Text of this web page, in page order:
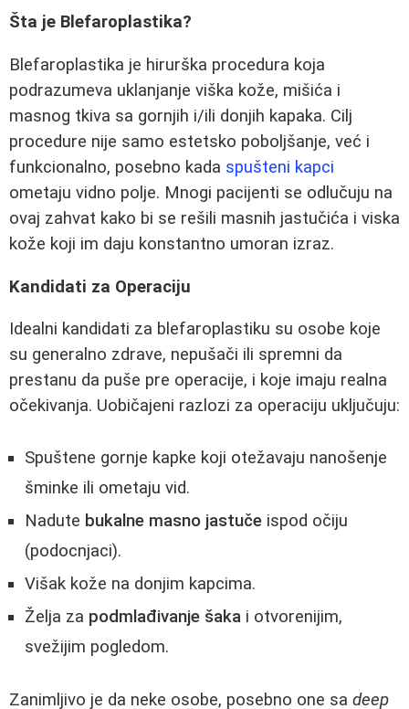
Šta je Blefaroplastika?
Blefaroplastika je hirurška procedura koja
podrazumeva uklanjanje viška kože, mišića i
masnog tkiva sa gornjih i/ili donjih kapaka. Cilj
procedure nije samo estetsko poboljšanje, već i
funkcionalno, posebno kada spušteni kapci
ometaju vidno polje. Mnogi pacijenti se odlučuju na
ovaj zahvat kako bi se rešili masnih jastučića i viska
kože koji im daju konstantno umoran izraz.
Kandidati za Operaciju
Idealni kandidati za blefaroplastiku su osobe koje
su generalno zdrave, nepušači ili spremni da
prestanu da puše pre operacije, i koje imaju realna
očekivanja. Uobičajeni razlozi za operaciju uključuju:
Spuštene gornje kapke koji otežavaju nanošenje
šminke ili ometaju vid.
Nadute bukalne masno jastuče ispod očiju
(podocnjaci).
Višak kože na donjim kapcima.
Želja za podmlađivanje šaka i otvorenijim,
svežijim pogledom.
Zanimljivo je da neke osobe, posebno one sa deep